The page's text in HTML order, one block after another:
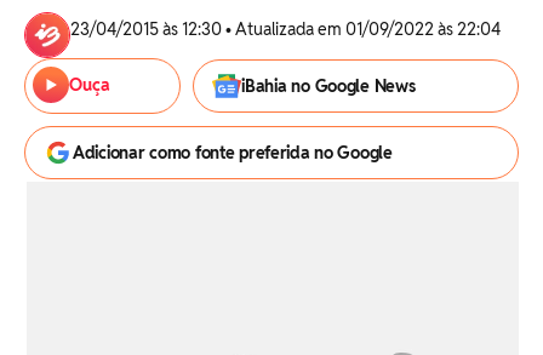
23/04/2015 às 12:30 • Atualizada em 01/09/2022 às 22:04
Ouça iBahia no Google News
Adicionar como fonte preferida no Google